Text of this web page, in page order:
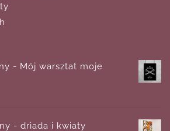
- Mój warsztat moje
- driada i kwiaty